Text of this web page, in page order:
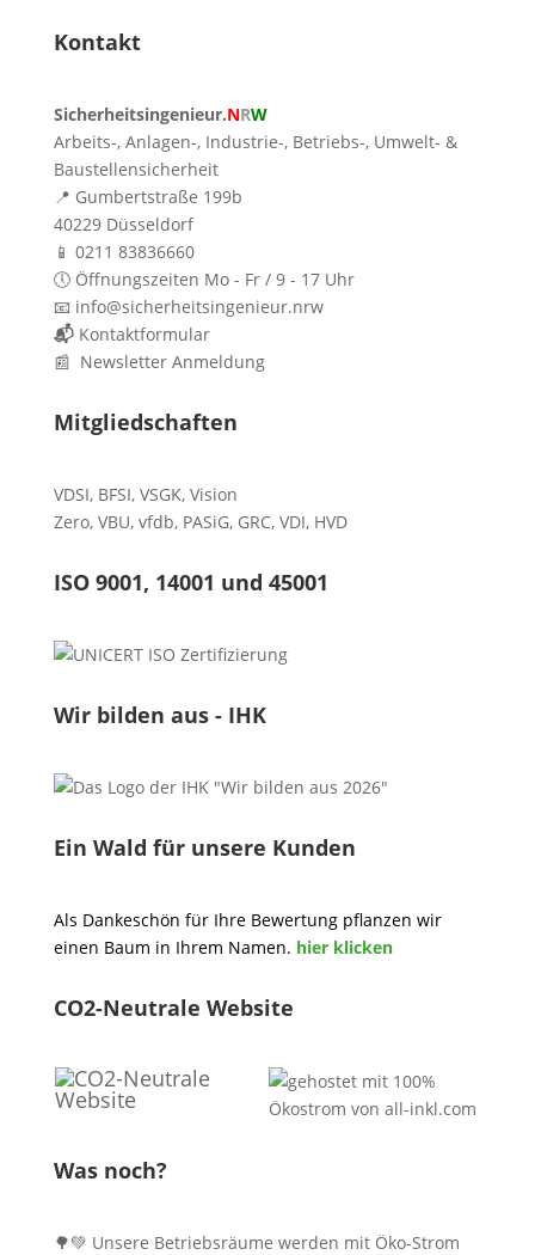
Kontakt
Sicherheitsingenieur.NRW
Arbeits-, Anlagen-, Industrie-, Betriebs-, Umwelt- &
Baustellensicherheit
📍 Gumbertstraße 199b
40229 Düsseldorf
📱 0211 83836660
🕔 Öffnungszeiten Mo - Fr / 9 - 17 Uhr
📧 info@sicherheitsingenieur.nrw
📬 Kontaktformular
📰 Newsletter Anmeldung
Mitgliedschaften
VDSI, BFSI, VSGK, Vision
Zero, VBU, vfdb, PASiG, GRC, VDI, HVD
ISO 9001, 14001 und 45001
Wir bilden aus - IHK
Ein Wald für unsere Kunden
Als Dankeschön für Ihre Bewertung pflanzen wir
einen Baum in Ihrem Namen. hier klicken
CO2-Neutrale Website
Was noch?
🌳💚 Unsere Betriebsräume werden mit Öko-Strom